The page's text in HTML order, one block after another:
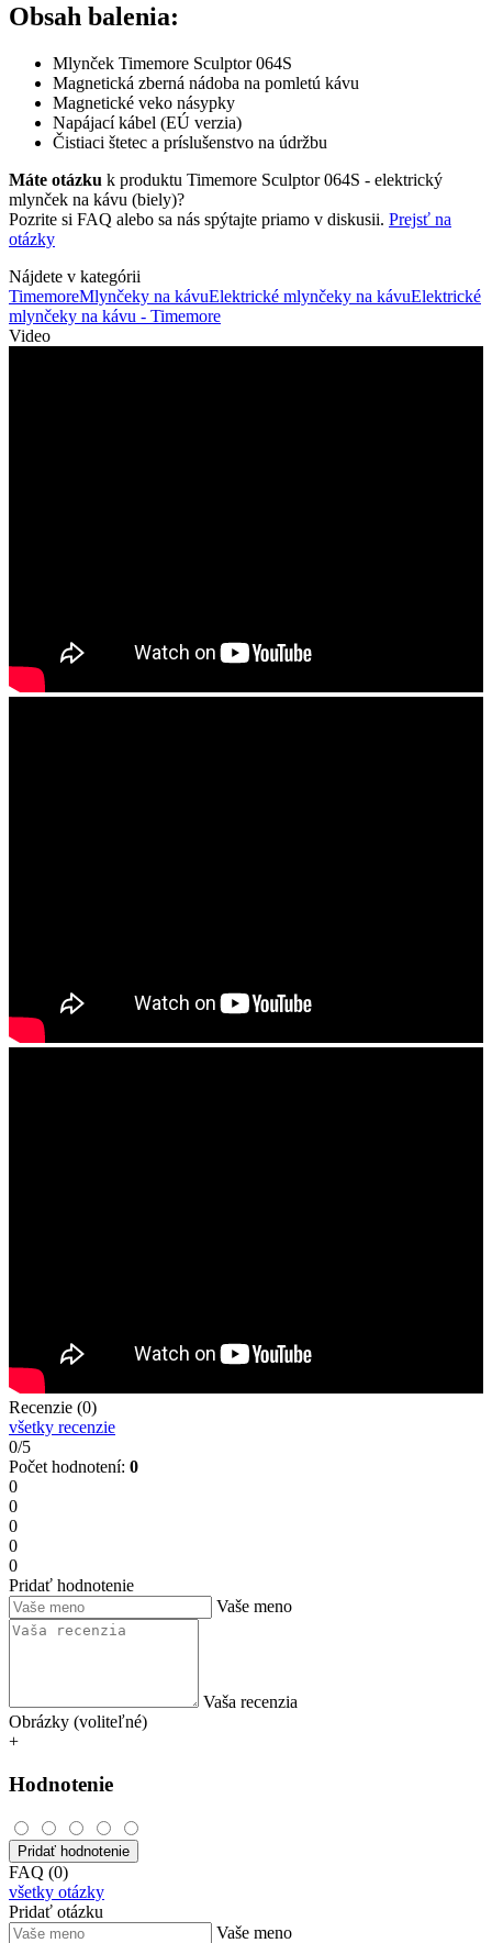
Obsah balenia:
Mlynček Timemore Sculptor 064S
Magnetická zberná nádoba na pomletú kávu
Magnetické veko násypky
Napájací kábel (EÚ verzia)
Čistiaci štetec a príslušenstvo na údržbu
Máte otázku k produktu Timemore Sculptor 064S - elektrický
mlynček na kávu (biely)?
Pozrite si FAQ alebo sa nás spýtajte priamo v diskusii. Prejsť na
otázky
Nájdete v kategórii
TimemoreMlynčeky na kávuElektrické mlynčeky na kávuElektrické
mlynčeky na kávu - Timemore
Video
Recenzie (0)
všetky recenzie
0/5
Počet hodnotení: 0
0
0
0
0
0
Pridať hodnotenie
Vaše meno
Vaša recenzia
Obrázky (voliteľné)
+
Hodnotenie
Pridať hodnotenie
FAQ (0)
všetky otázky
Pridať otázku
Vaše meno